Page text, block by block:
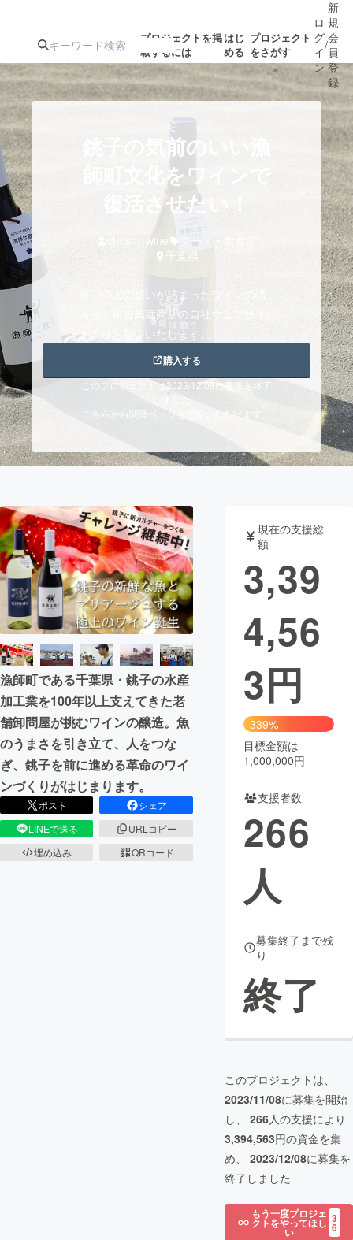
プロジェクトを掲
載するには
はじ
める
プロジェクト
をさがす
人気のプロ
ジェクト
注目の新着プロ
ロジェクト
もうすぐ公開
されます
テクノロジー・ガジェット ゲーム・
書籍・雑誌
ビジネス・起業 チャレンジ
まちづくり・地域活性化
CAMPFIREふるさと納税machi-yaコミュニティ
ロ
グ
イ
ン
/
新
規
会
員
登
録
銚子の気前のいい漁
師町文化をワインで
復活させたい！
choshi_wine
フード・飲食店
千葉県
沢山の人の想いが詰まったワインの購
入は、座古萬蔵商店の自社ウェブサイ
トよりお願いいたします。
購入する
このプロジェクトは2023/12/08に募集を終了
しました。
こちらから関連ページを閲覧いただけます。
漁師町である千葉県・銚子の水産
加工業を100年以上支えてきた老
舗卸問屋が挑むワインの醸造。魚
のうまさを引き立て、人をつな
ぎ、銚子を前に進める革命のワイ
ンづくりがはじまります。
ポスト
シェア
LINEで送る
URLコピー
埋め込み
QRコード
現在の支援総
額
3,39
4,56
3円
339%
目標金額は
1,000,000円
支援者数
266
人
募集終了まで残
り
終了
このプロジェクトは、
2023/11/08に募集を開始
し、 266人の支援により
3,394,563円の資金を集
め、 2023/12/08に募集を
終了しました
もう一度プロジェ
クトをやってほし
い
3
6